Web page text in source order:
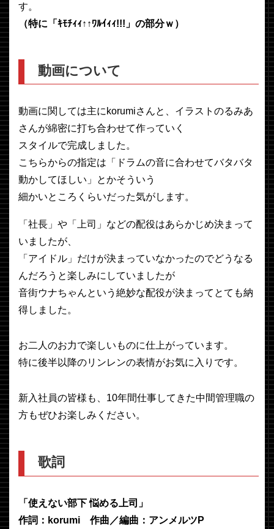
す。
（特に「ｷﾓﾁｨｨ↑↑ﾜﾙｲｨｨ!!!」の部分ｗ）
動画について
動画に関しては主にkorumiさんと、イラストのるみあ
さんが綿密に打ち合わせて作っていく
スタイルで完成しました。
こちらからの指定は「ドラムの音に合わせてバタバタ
動かしてほしい」とかそういう
細かいところくらいだった気がします。
「社長」や「上司」などの配役はあらかじめ決まって
いましたが、
「アイドル」だけが決まっていなかったのでどうなる
んだろうと楽しみにしていましたが
音街ウナちゃんという絶妙な配役が決まってとても納
得しました。
お二人のお力で楽しいものに仕上がっています。
特に後半以降のリンレンの表情がお気に入りです。
新入社員の皆様も、10年間仕事してきた中間管理職の
方もぜひお楽しみください。
歌詞
「使えない部下 悩める上司」
作詞：korumi 作曲／編曲：アンメルツP